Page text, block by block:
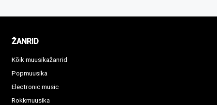
ŽANRID
Kõik muusikažanrid
Popmuusika
Electronic music
Rokkmuusika